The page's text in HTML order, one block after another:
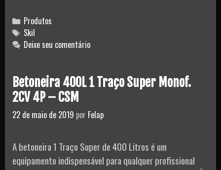
Categories
Produtos
Tags
Skil
Deixe seu comentário
Betoneira 400L 1 Traço Super Monof.
2CV 4P – CSM
22 de maio de 2019 por Felap
A betoneira 1 Traço Super de 400 Litros é um
equipamento indispensável para qualquer profissional